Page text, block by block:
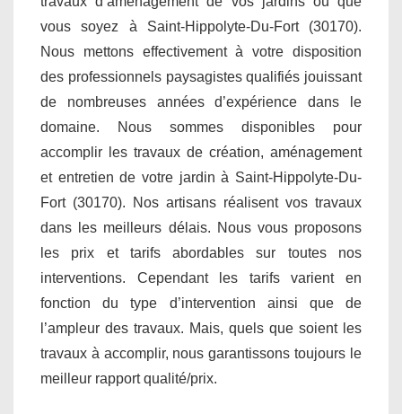
vous soyez à Saint-Hippolyte-Du-Fort (30170).
Nous mettons effectivement à votre disposition
des professionnels paysagistes qualifiés jouissant
de nombreuses années d’expérience dans le
domaine. Nous sommes disponibles pour
accomplir les travaux de création, aménagement
et entretien de votre jardin à Saint-Hippolyte-Du-
Fort (30170). Nos artisans réalisent vos travaux
dans les meilleurs délais. Nous vous proposons
les prix et tarifs abordables sur toutes nos
interventions. Cependant les tarifs varient en
fonction du type d’intervention ainsi que de
l’ampleur des travaux. Mais, quels que soient les
travaux à accomplir, nous garantissons toujours le
meilleur rapport qualité/prix.